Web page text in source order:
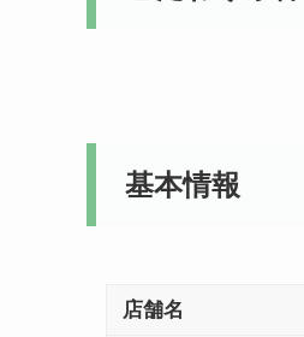
基本情報
店舗名